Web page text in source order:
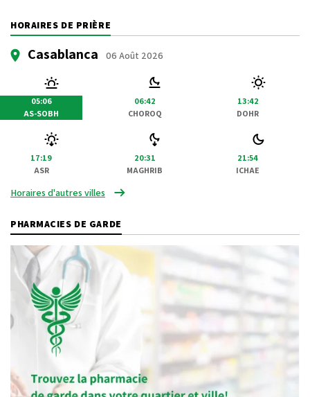
HORAIRES DE PRIÈRE
Casablanca 06 Août 2026
05:06
AS-SOBH
06:42
CHOROQ
13:42
DOHR
17:19
ASR
20:31
MAGHRIB
21:54
ICHAE
Horaires d'autres villes
PHARMACIES DE GARDE